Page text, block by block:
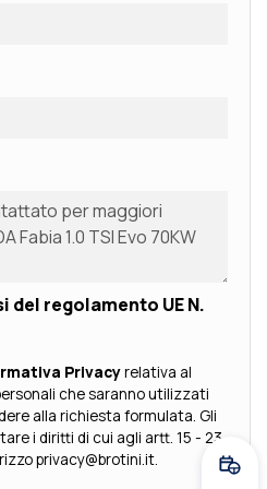
del regolamento UE N.
Privacyrelativa al
che saranno utilizzati
alla richiesta formulata. Gli
i diritti di cui agli artt. 15 - 23
privacy@brotini.it.